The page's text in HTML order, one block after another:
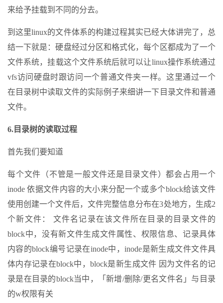
来给予挂载到不同的分去。
到这里linux的文件体系的构建过程其实已经大体讲完了，总
结一下就是：硬盘经过分区和格式化，每个区都成为了一个
文件系统，挂载这个文件系统后就可以让linux操作系统通过
vfs访问硬盘时跟访问一个普通文件夹一样。这里通过一个
在目录树中读取文件的实际例子来细讲一下目录文件和普通
文件。
6.目录树的读取过程
首先我们要知道
每个文件（不管是一般文件还是目录文件）都会占用一个
inode 依据文件内容的大小来分配一个或多个block给该文件
使用创建一个文件后，文件完整信息分布在3处地方，生成2
个新文件： 文件名记录在该文件所在目录的目录文件的
block中，没有新文件生成文件属性、权限信息、记录具体
内容的block编号记录在inode中，inode是新生成文件文件具
体内存记录在block中，block是新生成文件 因为文件名的记
录是在目录的block当中，「新增/删除/更名文件名」与目录
的w权限有关